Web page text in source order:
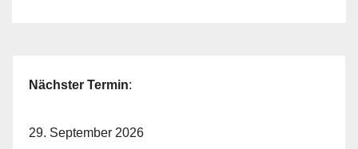
Nächster Termin:
29. September 2026